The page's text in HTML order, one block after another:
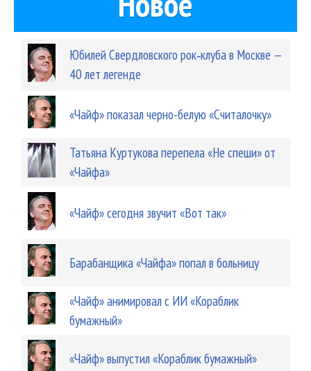
Юбилей Свердловского рок‑клуба в Москве —
40 лет легенде
«Чайф» показал черно-белую «Считалочку»
Татьяна Куртукова перепела «Не спеши» от
«Чайфа»
«Чайф» сегодня звучит «Вот так»
Барабанщика «Чайфа» попал в больницу
«Чайф» анимировал с ИИ «Кораблик
бумажный»
«Чайф» выпустил «Кораблик бумажный»